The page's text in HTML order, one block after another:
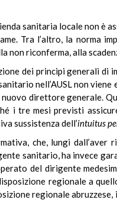
sanitaria locale non è
Tra l’altro, la norma
non riconferma, alla
dei principi generali di
nell’AUSL non
direttore generale.
i tre mesi previsti
sussistenza dell’intuitus
che, lungi
sanitario, ha invece
del dirigente
regionale a
regionale